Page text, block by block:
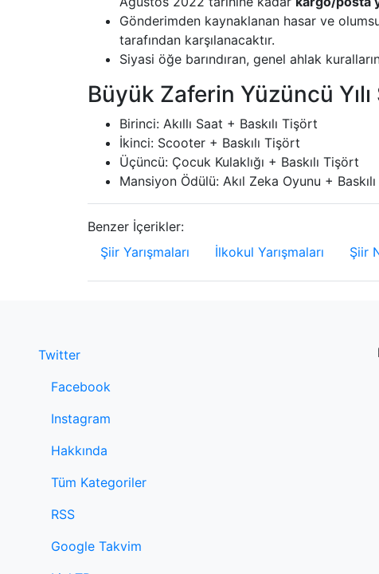
Gönderimden kaynaklanan hasar ve
tarafından karşılanacaktır.
Siyasi öğe barındıran, genel ahlak
Büyük Zaferin Yüzüncü
Birinci: Akıllı Saat + Baskılı Tişört
İkinci: Scooter + Baskılı Tişört
Üçüncü: Çocuk Kulaklığı + Baskılı Tişört
Mansiyon Ödülü: Akıl Zeka Oyunu +
Benzer İçerikler:
Şiir Yarışmaları
İlkokul Yarışmaları Şiir
Twitter
Facebook
Instagram
Hakkında
Tüm Kategoriler
RSS
Google Takvim